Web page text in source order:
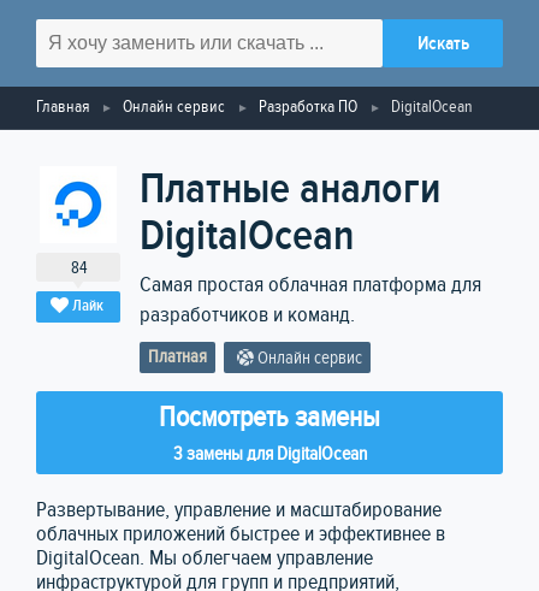
Главная Онлайн сервис Разработка ПО DigitalOcean
84
Лайк
Платные аналоги
DigitalOcean
Самая простая облачная платформа для
разработчиков и команд.
Платная Онлайн сервис
Посмотреть замены
3 замены для DigitalOcean
Развертывание, управление и масштабирование
облачных приложений быстрее и эффективнее в
DigitalOcean. Мы облегчаем управление
инфраструктурой для групп и предприятий,